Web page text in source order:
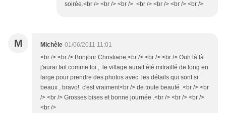
soirée.<br /> <br /> <br /> <br /> <br /> <br /> <br />
M Michèle 01/06/2011 11:01
<br /> <br /> Bonjour Christiane,<br /> <br /> <br /> Ouh là là
j'aurai fait comme toi , le village aurait été mitraillé de long en
large pour prendre des photos avec les détails qui sont si
beaux , bravo! c'est vraiment<br /> de toute beauté .<br /> <br
/> <br /> Grosses bises et bonne journée .<br /> <br /> <br />
<br />